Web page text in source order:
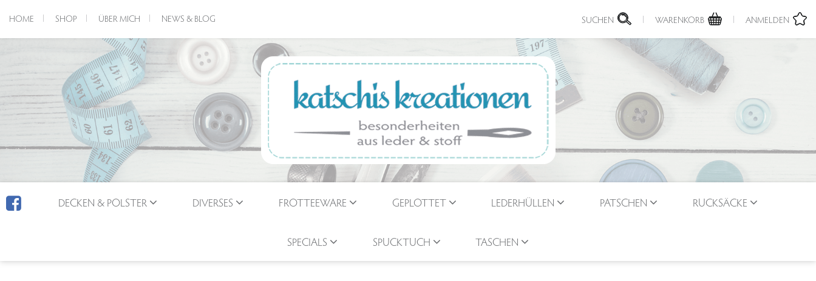
HOME SHOP ÜBER MICH NEWS & BLOG SUCHEN WARENKORB ANMELDEN
DECKEN & POLSTER DIVERSES FROTTEEWARE GEPLOTTET LEDERHÜLLEN PATSCHEN RUCKSÄCKE
SPECIALS SPUCKTUCH TASCHEN